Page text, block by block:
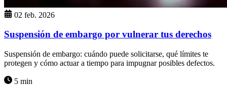
02 feb. 2026
Suspensión de embargo por vulnerar tus derechos
Suspensión de embargo: cuándo puede solicitarse, qué límites te
protegen y cómo actuar a tiempo para impugnar posibles defectos.
5 min